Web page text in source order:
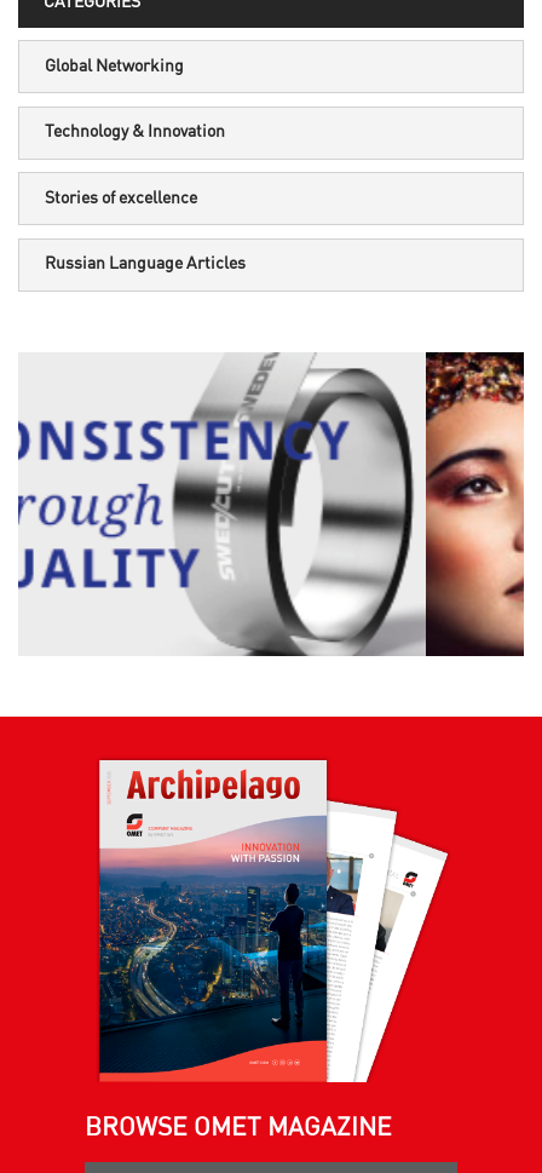
Global Networking
Technology & Innovation
Stories of excellence
Russian Language Articles
BROWSE OMET MAGAZINE